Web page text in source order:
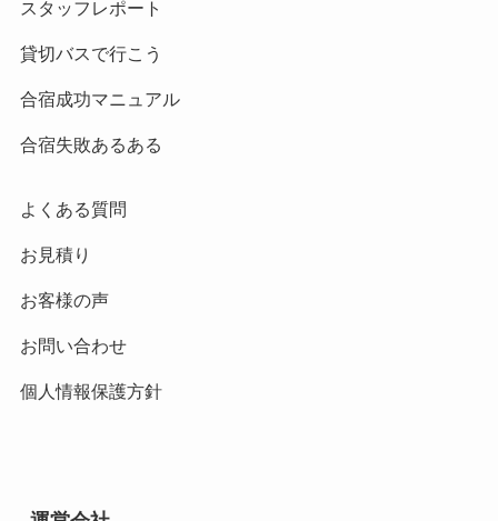
スタッフレポート
貸切バスで行こう
合宿成功マニュアル
合宿失敗あるある
よくある質問
お見積り
お客様の声
お問い合わせ
個人情報保護方針